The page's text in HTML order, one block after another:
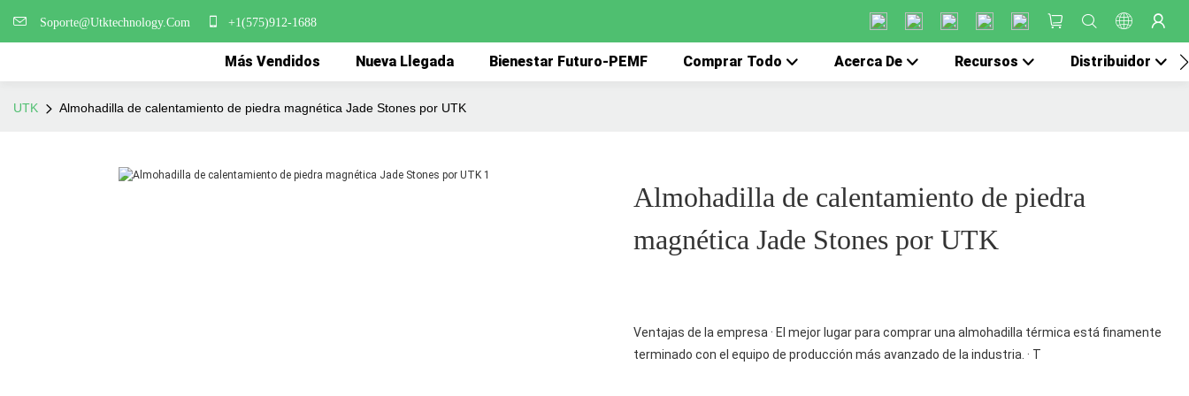
Soporte@Utktechnology.Com +1(575)912-1688
Más Vendidos Nueva Llegada Bienestar Futuro-PEMF Comprar Todo Acerca De Recursos Distribuidor
UTK Almohadilla de calentamiento de piedra magnética Jade Stones por UTK
Almohadilla de calentamiento de piedra
magnética Jade Stones por UTK
Ventajas de la empresa · El mejor lugar para comprar una almohadilla térmica está finamente
terminado con el equipo de producción más avanzado de la industria. · T